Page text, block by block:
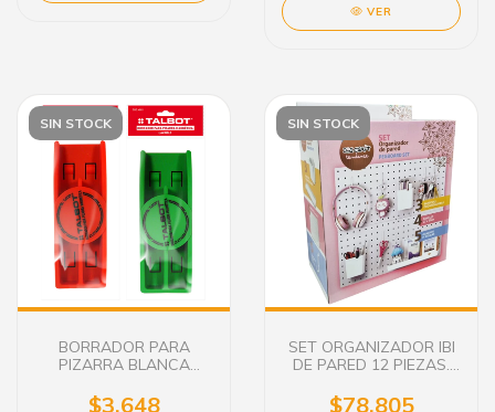
VER
SIN STOCK
BORRADOR PARA
PIZARRA BLANCA
$3.648
SIN STOCK
SET ORGANIZADOR IBI
DE PARED 12 PIEZAS.
$78.805